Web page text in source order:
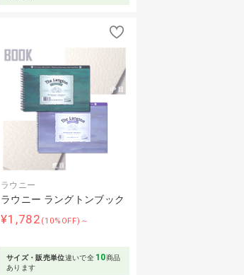
ラウニー
ラウニー ラングトンブック
¥1,782 (10%OFF)～
サイズ・販売単位違いで全 10商品
あります